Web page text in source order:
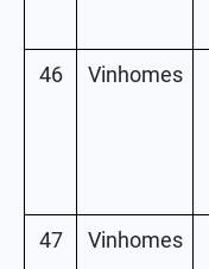
46 Vinhomes
47 Vinhomes